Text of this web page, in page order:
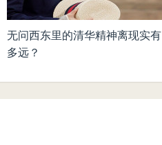
无问西东里的清华精神离现实有
多远？